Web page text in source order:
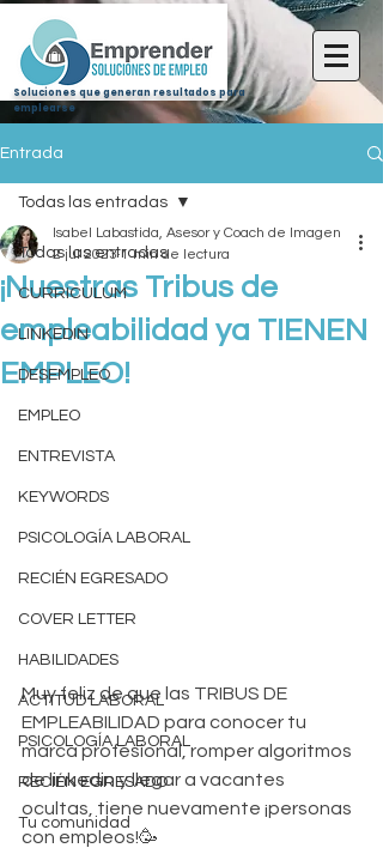
Soluciones que generan resultados para
emplearse
Entrada
Todas las entradas
CURRICULUM
LINKEDIN
DESEMPLEO
EMPLEO
ENTREVISTA
KEYWORDS
PSICOLOGÍA LABORAL
RECIÉN EGRESADO
COVER LETTER
HABILIDADES
ACTITUD LABORAL
PSICOLOGÍA LABORAL
RECIÉN EGRESADO
Tu comunidad
Todas las entradas
¡Nuestras Tribus de
empleabilidad ya TIENEN
EMPLEO!
Isabel Labastida, Asesor y Coach de Imagen
2 jul 2023 1 min de lectura
Muy feliz de que las TRIBUS DE
EMPLEABILIDAD para conocer tu
marca profesional, romper algoritmos
de linkedin y llegar a vacantes
ocultas, tiene nuevamente ¡personas
con empleos!🥳